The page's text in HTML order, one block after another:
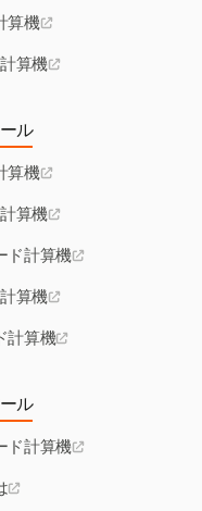
算機
算機
ル
算機
算機
ド計算機
算機
計算機
ル
ド計算機